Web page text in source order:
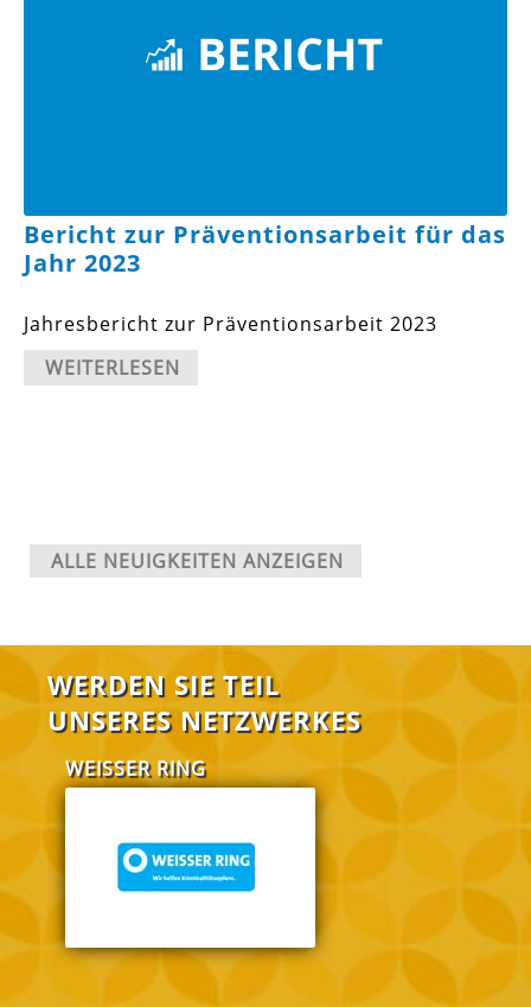
Bericht zur Präventionsarbeit für das
Jahr 2023
Jahresbericht zur Präventionsarbeit 2023
WEITERLESEN
ALLE NEUIGKEITEN ANZEIGEN
WERDEN SIE TEIL
UNSERES NETZWERKES
WEISSER RING FABI